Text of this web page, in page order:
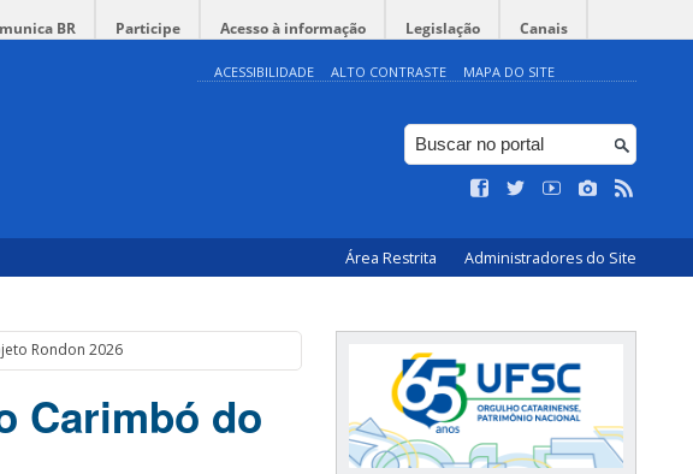
BR Participe Acesso à informação Legislação Canais
ACESSIBILIDADE ALTO CONTRASTE MAPA DO SITE
Área Restrita Administradores do Site
Rondon 2026
Carimbó do